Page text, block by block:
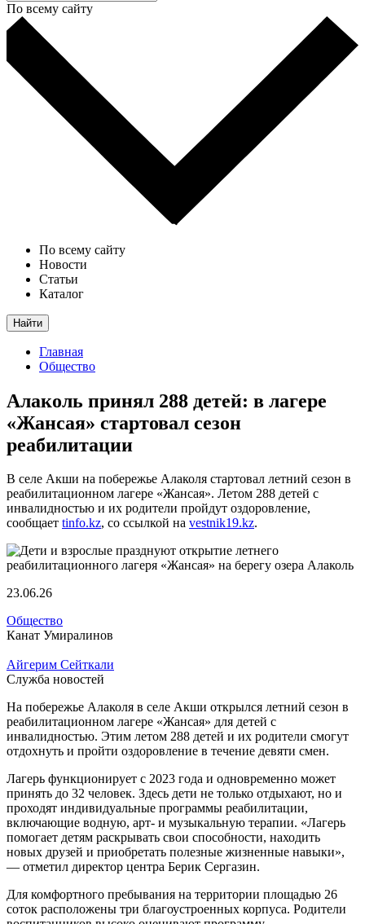
По всему сайту
По всему сайту
Новости
Статьи
Каталог
Найти
Главная
Общество
Алаколь принял 288 детей: в лагере
«Жансая» стартовал сезон
реабилитации
В селе Акши на побережье Алаколя стартовал летний сезон в
реабилитационном лагере «Жансая». Летом 288 детей с
инвалидностью и их родители пройдут оздоровление,
сообщает tinfo.kz, со ссылкой на vestnik19.kz.
23.06.26
Общество
Канат Умиралинов
Айгерим Сейткали
Служба новостей
На побережье Алаколя в селе Акши открылся летний сезон в
реабилитационном лагере «Жансая» для детей с
инвалидностью. Этим летом 288 детей и их родители смогут
отдохнуть и пройти оздоровление в течение девяти смен.
Лагерь функционирует с 2023 года и одновременно может
принять до 32 человек. Здесь дети не только отдыхают, но и
проходят индивидуальные программы реабилитации,
включающие водную, арт- и музыкальную терапии. «Лагерь
помогает детям раскрывать свои способности, находить
новых друзей и приобретать полезные жизненные навыки»,
— отметил директор центра Берик Сергазин.
Для комфортного пребывания на территории площадью 26
соток расположены три благоустроенных корпуса. Родители